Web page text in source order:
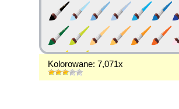
Kolorowane: 7,071x